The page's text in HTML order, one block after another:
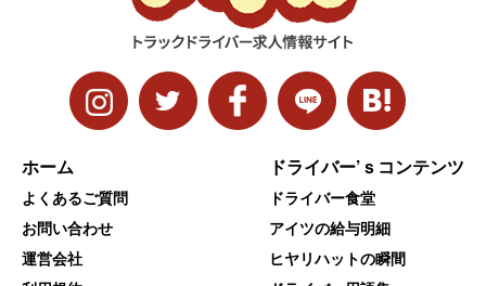
ホーム
よくあるご質問
お問い合わせ
運営会社
ドライバー’ｓコンテンツ
ドライバー食堂
アイツの給与明細
ヒヤリハットの瞬間